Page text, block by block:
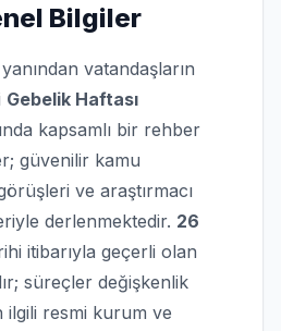
Bilgiler
vatandaşların
Gebelik Haftası
kapsamlı bir rehber
güvenilir kamu
ve araştırmacı
derlenmektedir. 26
itibarıyla geçerli olan
süreçler değişkenlik
ilgili resmi kurum ve